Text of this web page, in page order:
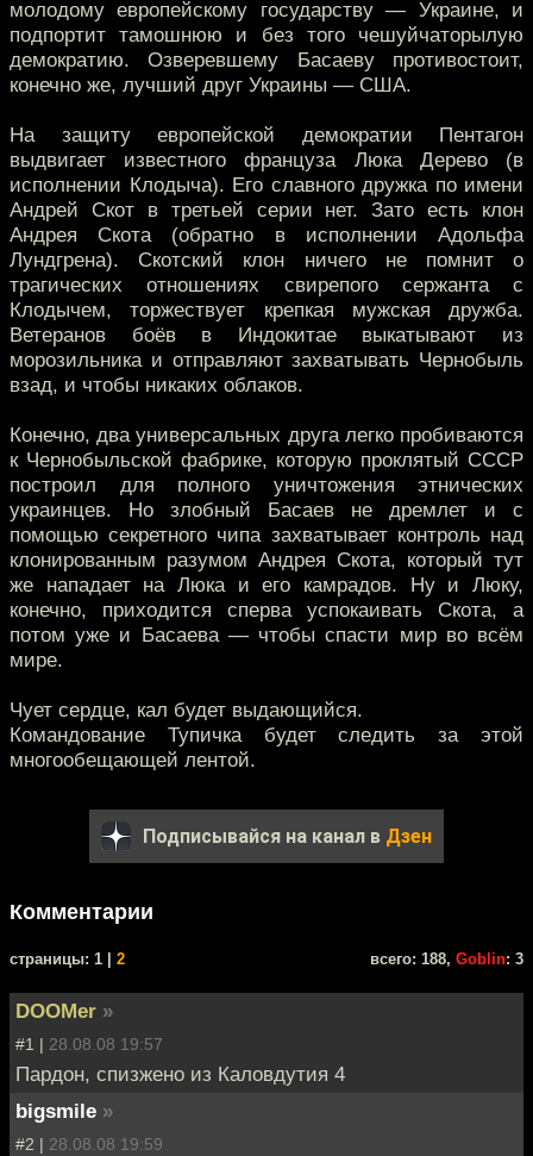
молодому европейскому государству — Украине, и
подпортит тамошнюю и без того чешуйчаторылую
демократию. Озверевшему Басаеву противостоит,
конечно же, лучший друг Украины — США.
На защиту европейской демократии Пентагон
выдвигает известного француза Люка Дерево (в
исполнении Клодыча). Его славного дружка по имени
Андрей Скот в третьей серии нет. Зато есть клон
Андрея Скота (обратно в исполнении Адольфа
Лундгрена). Скотский клон ничего не помнит о
трагических отношениях свирепого сержанта с
Клодычем, торжествует крепкая мужская дружба.
Ветеранов боёв в Индокитае выкатывают из
морозильника и отправляют захватывать Чернобыль
взад, и чтобы никаких облаков.
Конечно, два универсальных друга легко пробиваются
к Чернобыльской фабрике, которую проклятый СССР
построил для полного уничтожения этнических
украинцев. Но злобный Басаев не дремлет и с
помощью секретного чипа захватывает контроль над
клонированным разумом Андрея Скота, который тут
же нападает на Люка и его камрадов. Ну и Люку,
конечно, приходится сперва успокаивать Скота, а
потом уже и Басаева — чтобы спасти мир во всём
мире.
Чует сердце, кал будет выдающийся.
Командование Тупичка будет следить за этой
многообещающей лентой.
Подписывайся на канал в Дзен
Комментарии
cтраницы: 1 | 2 всего: 188, Goblin: 3
DOOMer »
#1 | 28.08.08 19:57
Пардон, спизжено из Каловдутия 4
bigsmile »
#2 | 28.08.08 19:59